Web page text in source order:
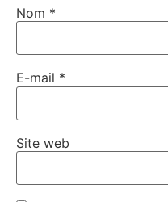
Nom *
E-mail *
Site web